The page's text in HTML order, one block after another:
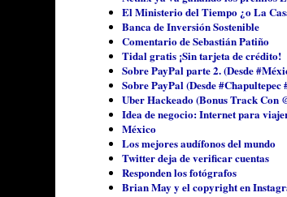
El Ministerio del Tiempo ¿o La
Banca de Inversión Sostenible
Comentario de Sebastián Patiño
Tidal gratis ¡Sin tarjeta de crédito!
Sobre PayPal parte 2. (Desde
Sobre PayPal (Desde #Chapultepec
Uber Hackeado (Bonus Track Con
Idea de negocio: Internet para
México
Los mejores audífonos del mundo
Twitter deja de verificar cuentas
Responden los fotógrafos
Brian May y el copyright en